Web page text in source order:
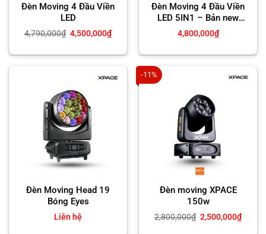
Đèn Moving 4 Đầu Viền
LED
4,790,000₫ Giá
gốc
4,790,000₫.
4,500,000₫Giá
hiện
là:
Đèn Moving 4 Đầu Viền
LED 5IN1 – Bản new
2026
4,800,000₫
Đèn Moving Head 19
Bóng Eyes
Liên hệ
-11%
Đèn moving XPACE
150w
2,800,000₫ Giá
gốc
2,500,000₫Giá
hiện